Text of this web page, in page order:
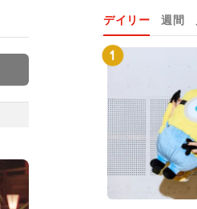
デイリー 週間